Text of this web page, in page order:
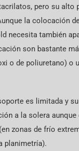
pero su alto
la colocación
necesita también
son bastante
o de poliuretano) o
es limitada y
a la solera
zonas de frío
planimetría).